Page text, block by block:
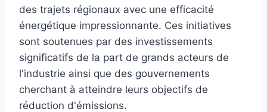
des trajets régionaux avec une efficacité
énergétique impressionnante. Ces initiatives
sont soutenues par des investissements
significatifs de la part de grands acteurs de
l'industrie ainsi que des gouvernements
cherchant à atteindre leurs objectifs de
réduction d'émissions.